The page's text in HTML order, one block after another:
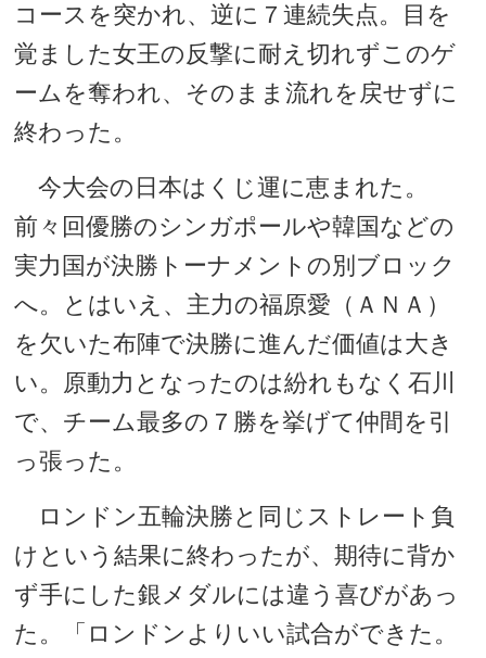
コースを突かれ、逆に７連続失点。目を
覚ました女王の反撃に耐え切れずこのゲ
ームを奪われ、そのまま流れを戻せずに
終わった。
今大会の日本はくじ運に恵まれた。
前々回優勝のシンガポールや韓国などの
実力国が決勝トーナメントの別ブロック
へ。とはいえ、主力の福原愛（ＡＮＡ）
を欠いた布陣で決勝に進んだ価値は大き
い。原動力となったのは紛れもなく石川
で、チーム最多の７勝を挙げて仲間を引
っ張った。
ロンドン五輪決勝と同じストレート負
けという結果に終わったが、期待に背か
ず手にした銀メダルには違う喜びがあっ
た。「ロンドンよりいい試合ができた。